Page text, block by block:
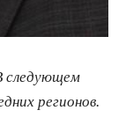
следующем
регионов.